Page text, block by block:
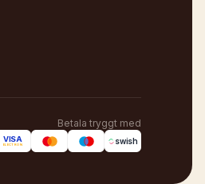
Betala tryggt med
VISA
ELECTRON swish